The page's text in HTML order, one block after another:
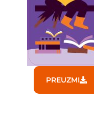
PREUZMI